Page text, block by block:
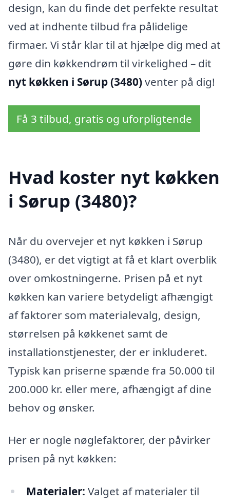
design, kan du finde det perfekte resultat
ved at indhente tilbud fra pålidelige
firmaer. Vi står klar til at hjælpe dig med at
gøre din køkkendrøm til virkelighed – dit
nyt køkken i Sørup (3480)venter på dig!
Få 3 tilbud, gratis og uforpligtende
Hvad koster nyt køkken
i Sørup (3480)?
Når du overvejer et nyt køkken i Sørup
(3480), er det vigtigt at få et klart overblik
over omkostningerne. Prisen på et nyt
køkken kan variere betydeligt afhængigt
af faktorer som materialevalg, design,
størrelsen på køkkenet samt de
installationstjenester, der er inkluderet.
Typisk kan priserne spænde fra 50.000 til
200.000 kr. eller mere, afhængigt af dine
behov og ønsker.
Her er nogle nøglefaktorer, der påvirker
prisen på nyt køkken:
Materialer: Valget af materialer til